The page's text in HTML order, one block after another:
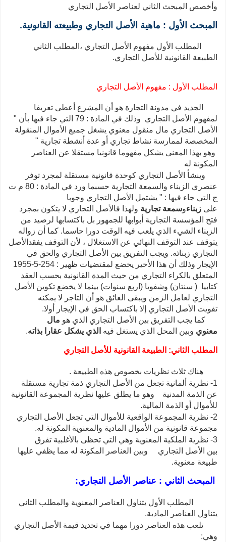
وأخصص المبحث الثاني لعناصر الأصل التجاري
المبحث الأول : ماهية الأصل التجاري وطبيعته القانونية.
المطلب الأول مفهوم الأصل التجاري ،المطلب الثاني
الطبيعة القانونية للأصل التجاري.
المطلب الأول : مفهوم الأصل التجاري
الجديد في مدونة التجارة هو أن المشرع أعطى تعريفا
لمفهوم الأصل التجاري وذلك في المادة : 79 التي جاء فيها بأن "
الأصل التجاري مال منقول معنوي يشغل جميع الأموال المنقولة
المخصصة لممارسة نشاط تجاري أو عدة أنشطة تجارية "
وهو بهذا المعنى يشكل مفهوما قانونيا مستقلا عن العناصر
المكونة له
وينشأ الأصل التجاري كوحدة قانونية مستقلة لمجرد توفر
عنصري الزبناء والسمعة التجارية حسبما ورد في المادة : 80 م ت
ج التي جاء فيها : " يشتمل الأصل التجاري وجوبا
على زبناءوسمعة تجارية ولهذا فالأصل التجاري لا يتكون بمجرد
فتح المؤسسة التجارية أبوابها للجمهور بل باكتسابها لرصيد من
الزبناء الشيء الذي يلعب فيه الوقت دورا حاسما. كما أن زواله
يتوقف عند التوقف النهائي عن الاستغلال ، لأن التوقف يفقدالأصل
التجاري زبنائه. ويجب التفريق بين الأصل التجاري والحق في
الإيجار وذلك أن هذا الأخير يخضع لمقتضيات ظهير : 254-5-1955
المتعلق بالكراء التجاري من حيث المدة القانونية بحسب العقد
كتابيا ( سنتان) وشفويا (اربع سنوات) بينما لا يخضع تكوين الأصل
التجاري لعامل الزمن ويبقى العائق هو أن التاجر لا يمكنه
تفويت الأصل التجاري إلا باكتساب الحق في الإيجار أولا.
كما يجب التفريق بين الأصل التجاري الذي هو مال
معنوي وبين المحل الذي يستغل فيه الذي يشكل عقارا بذاته.
المطلب الثاني: الطبيعة القانونية للأصل التجاري
هناك ثلاث نظريات بخصوص هذه الطبيعة .
1- نظرية ألمانية تجعل من الأصل التجاري ذمة تجارية مستقلة
عن الذمة المدنية وهو ما يطلق عليها نظرية المجموعة القانونية
للأموال أو الذمة المالية.
2- نظرية المجموعة الواقعية للأموال التي تجعل الأصل التجاري
مجموعة قانونية من الأموال المادية والمعنوية المكونة له.
3- نظرية الملكية المعنوية وهي التي تحظى بالأغلبية تفرق
بين الأصل التجاري وبين العناصر المكونة له مما يظفي عليها
طبيعة معنوية.
المبحث الثاني : عناصر الأصل التجاري:
المطلب الأول يتناول العناصر المعنوية والمطلب الثاني
يتناول العناصر المادية.
تلعب هذه العناصر دورا مهما في تحديد قيمة الأصل التجاري
وهي: